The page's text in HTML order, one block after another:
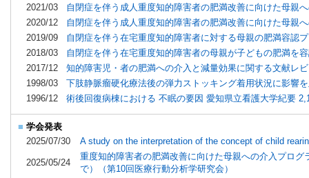
2021/03
自閉症を伴う成人重度知的障害者の肥満改善に向けた母
2020/12
自閉症を伴う成人重度知的障害者の肥満改善に向けた母親
2019/09
自閉症を伴う在宅重度知的障害者に対する母親の肥満容認
2018/03
自閉症を伴う在宅重度知的障害者の母親が子どもの肥満
2017/12
知的障害児・者の肥満への介入と減量効果に関する文献レ
1998/03
下肢静脈瘤硬化療法後の弾力ストッキング着用状況に影響
1996/12
術後回復病棟における 不眠の要因 愛知県立看護大学紀要
■ 学会発表
2025/07/30
A study on the interpretation of the concept of child
2025/05/24
重度知的障害者の肥満改善に向けた母親への介入プロ
で）（第10回医療行動分析学研究会）